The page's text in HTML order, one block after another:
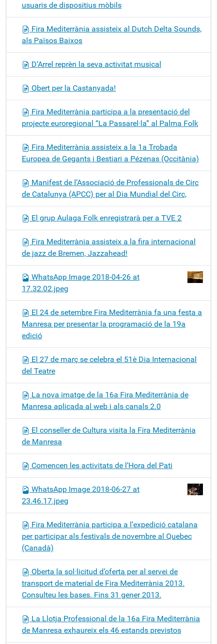
usuaris de dispositius mòbils
Fira Mediterrània assisteix al Dutch Delta Sounds,
als Països Baixos
D’Arrel reprèn la seva activitat musical
Obert per la Castanyada!
Fira Mediterrània participa a la presentació del
projecte euroregional “La Passarel·la” al Palma Folk
Fira Mediterrània assisteix a la 1a Trobada
Europea de Gegants i Bestiari a Pézenas (Occitània)
Manifest de l’Associació de Professionals de Circ
de Catalunya (APCC) per al Dia Mundial del Circ,
El grup Aulaga Folk enregistrarà per a TVE 2
Fira Mediterrània assisteix a la fira internacional
de jazz de Bremen, Jazzahead!
WhatsApp Image 2018-04-26 at
17.32.02.jpeg
El 24 de setembre Fira Mediterrània fa una festa a
Manresa per presentar la programació de la 19a
edició
El 27 de març se celebra el 51è Dia Internacional
del Teatre
La nova imatge de la 16a Fira Mediterrània de
Manresa aplicada al web i als canals 2.0
El conseller de Cultura visita la Fira Mediterrània
de Manresa
Comencen les activitats de l’Hora del Pati
WhatsApp Image 2018-06-27 at
23.46.17.jpeg
Fira Mediterrània participa a l’expedició catalana
per participar als festivals de novembre al Quebec
(Canadà)
Oberta la sol·licitud d’oferta per al servei de
transport de material de Fira Mediterrània 2013.
Consulteu les bases. Fins 31 gener 2013.
La Llotja Professional de la 16a Fira Mediterrània
de Manresa exhaureix els 46 estands previstos